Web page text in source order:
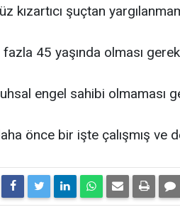
kızartıcı şuçtan
45 yaşında olması
engel sahibi olmaması
önce bir işte çalışmış ve